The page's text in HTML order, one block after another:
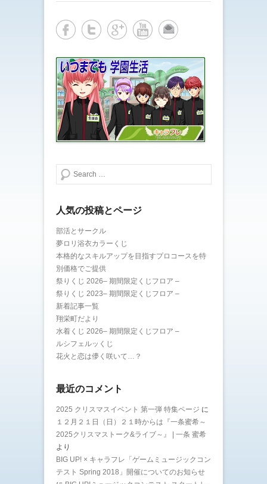
検索する
人気の投稿とページ
部活とサークル
夢ロリ浴衣カラーくじ
本格的なスキルアップを目指すプロコースを特
別価格でご提供
祭りくじ 2026– 期間限定くじフロア –
祭りくじ 2023– 期間限定くじフロア –
新着記事一覧
翔栄町だより
水着くじ 2026– 期間限定くじフロア –
ルシフェルッくじ
花火と恋は儚く咲いて…？
最近のコメント
2025 クリスマスイベント 第一弾 特集ページ に
１２月２１日（日）２１時からは『一条蜜希～
2025クリスマストーク&ライブ～』 | 一条 蜜希
より
BIG UP! × キャラフレ「ゲームミュージックコン
テスト Spring 2018」開催についてのお知らせ